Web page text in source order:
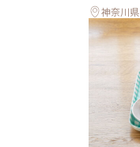
神奈川県